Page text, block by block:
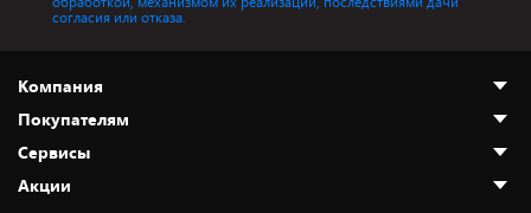
согласия или отказа.
Компания
О нас
Адреса магазинов
Новости
Покупателям
Как сделать заказ
Оплата и доставка
Сервисы
Акции